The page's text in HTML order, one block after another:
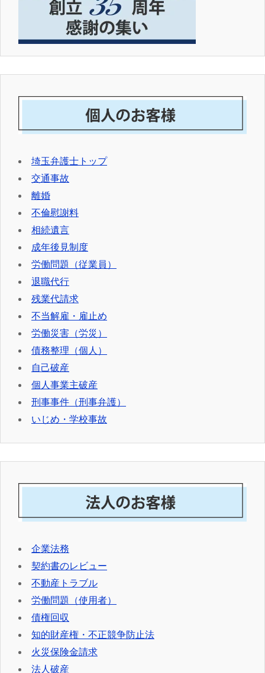
埼玉弁護士トップ
交通事故
離婚
不倫慰謝料
相続遺言
成年後見制度
労働問題（従業員）
退職代行
残業代請求
不当解雇・雇止め
労働災害（労災）
債務整理（個人）
自己破産
個人事業主破産
刑事事件（刑事弁護）
いじめ・学校事故
企業法務
契約書のレビュー
不動産トラブル
労働問題（使用者）
債権回収
知的財産権・不正競争防止法
火災保険金請求
法人破産